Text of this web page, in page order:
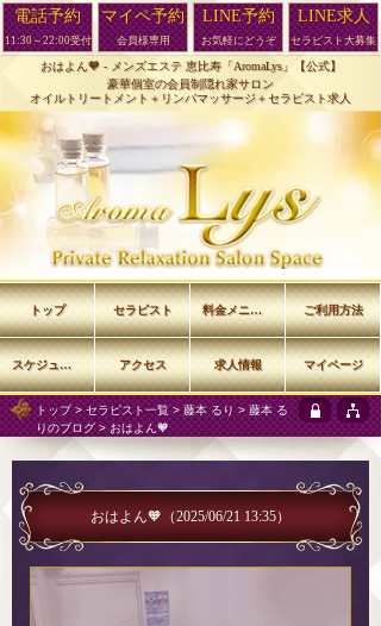
おはよん🧡 - メンズエステ 恵比寿「AromaLys」【公式】
豪華個室の会員制隠れ家サロン
オイルトリートメント＋リンパマッサージ＋セラピスト求人
トップ> セラピスト一覧 >藤本 るり >藤本 る
りのブログ> おはよん🧡
おはよん🧡 （2025/06/21 13:35）
トップ セラピスト 料金メニュー ご利用方法
スケジュール アクセス 求人情報 マイページ
電話予約
11:30～22:00受付
マイペ予約
会員様専用
LINE予約
お気軽にどうぞ
LINE求人
セラピスト大募集